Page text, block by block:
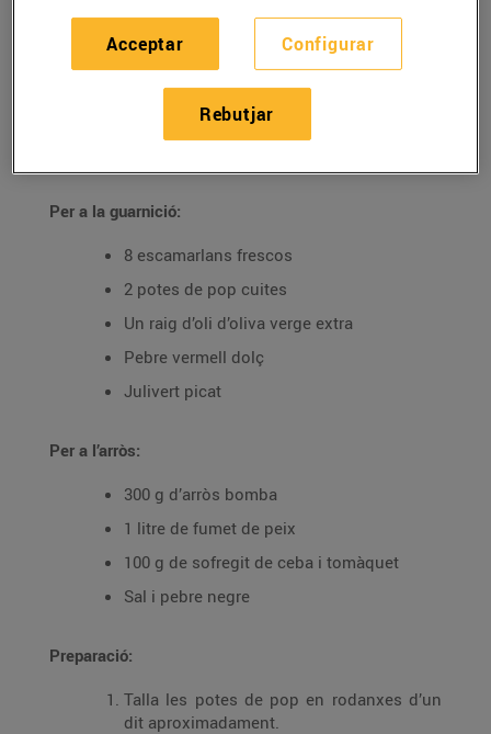
Arròs de pop i
escamarlans
03/de maig/2022
Per a la guarnició:
8 escamarlans frescos
2 potes de pop cuites
Un raig d’oli d’oliva verge extra
Pebre vermell dolç
Julivert picat
Per a l’arròs:
300 g d’arròs bomba
1 litre de fumet de peix
100 g de sofregit de ceba i tomàquet
Sal i pebre negre
Preparació:
Talla les potes de pop en rodanxes d’un
dit aproximadament.
Configurar
Rebutjar
Acceptar